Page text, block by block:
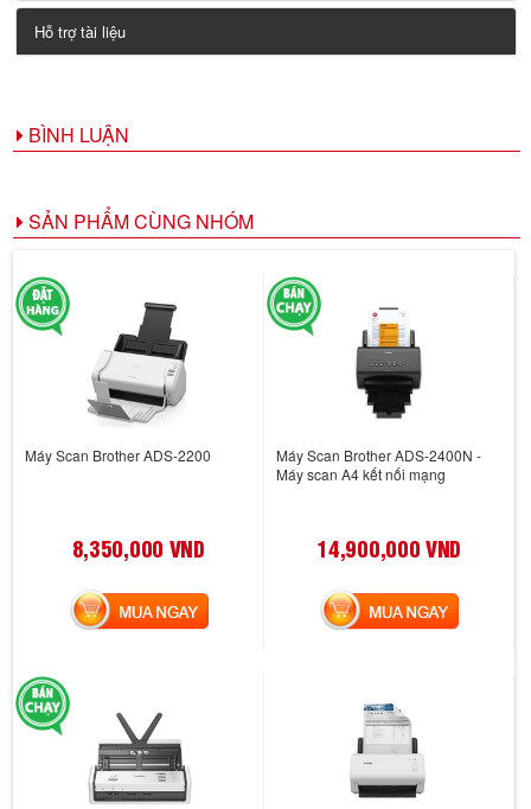
Hỗ trợ tài liệu
BÌNH LUẬN
SẢN PHẨM CÙNG NHÓM
Máy Scan Brother ADS-2200
8,350,000 VND
MUA NGAY
Máy Scan Brother ADS-2400N -
Máy scan A4 kết nối mạng
14,900,000 VND
MUA NGAY